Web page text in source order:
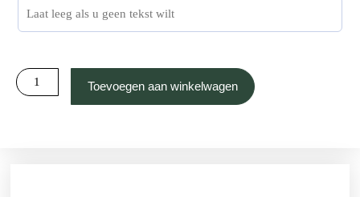
inbouw
medium
Toevoegen aan winkelwagen